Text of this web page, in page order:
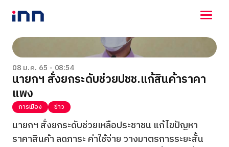
NEWS
ENTERTAINMENT
LIFESTYLE
HOROSCOPE
LOTTERY
VIDEO
ร่วมด้วยช่วยกัน
08 ม.ค. 65 - 08:54
นายกฯ สั่งยกระดับช่วยปชช.แก้สินค้าราคา
แพง
การเมือง ข่าว
นายกฯ สั่งยกระดับช่วยเหลือประชาชน แก้ไขปัญหา
ราคาสินค้า ลดภาระ ค่าใช้จ่าย วางมาตรการระยะสั้น